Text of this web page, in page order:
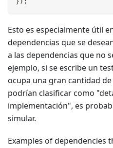
Esto es especialmente útil
dependencias que se
a las dependencias que no
ejemplo, si se escribe un
ocupa una gran cantidad
podrían clasificar como
implementación", es
simular.
Examples of dependencies